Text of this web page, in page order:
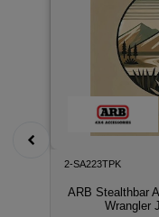
2-SA223TPK
ARB Stealthbar
Wrangler